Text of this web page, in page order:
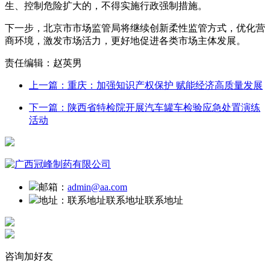
生、控制危险扩大的，不得实施行政强制措施。
下一步，北京市市场监管局将继续创新柔性监管方式，优化营
商环境，激发市场活力，更好地促进各类市场主体发展。
责任编辑：赵英男
上一篇：重庆：加强知识产权保护 赋能经济高质量发展
下一篇：陕西省特检院开展汽车罐车检验应急处置演练
活动
邮箱： admin@aa.com
地址： 联系地址联系地址联系地址
咨询加好友